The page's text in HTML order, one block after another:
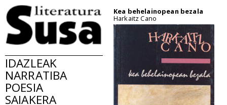
IDAZLEAK
NARRATIBA
POESIA
SAIAKERA
Kea behelainopean bezala
Harkaitz Cano